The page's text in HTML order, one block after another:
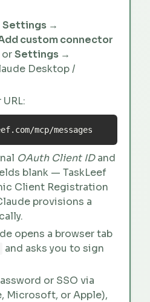
Settings →
custom connector
orSettings →
Desktop /
mcp/messages
OAuth Client IDand
blank — TaskLeef
Client Registration
provisions a
opens a browser tab
and asks you to sign
or SSO via
Microsoft, or Apple),